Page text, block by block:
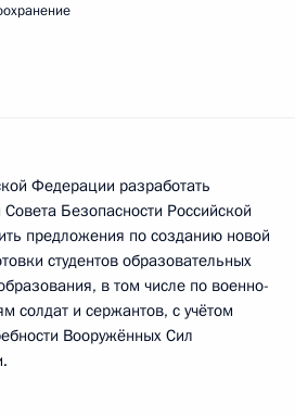
Федерации разработать
Безопасности Российской
предложения по созданию новой
студентов образовательных
в том числе по военно-
солдат и сержантов, с учётом
Вооружённых Сил